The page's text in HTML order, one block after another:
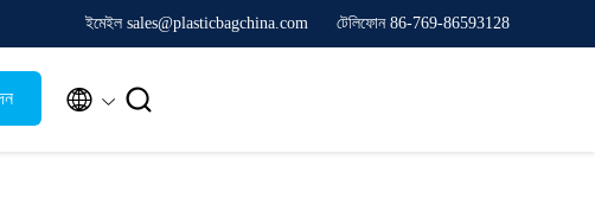
ইমেইল sales@plasticbagchina.com টেলিফোন 86-769-86593128
 